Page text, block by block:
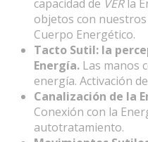
capacidad de VERla
objetos con
Cuerpo Energético.
Tacto Sutil: la
Energía. Las manos
energía. Activación
Canalización de la
Conexión con la
autotratamiento.